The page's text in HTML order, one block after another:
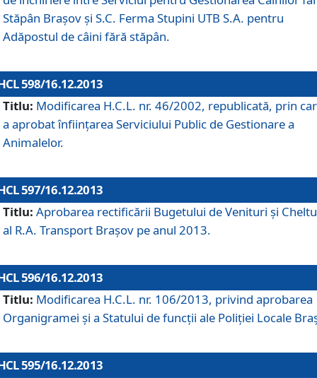
Stăpân Braşov şi S.C. Ferma Stupini UTB S.A. pentru
Adăpostul de câini fără stăpân.
598/16.12.2013
Titlu: Modificarea H.C.L. nr. 46/2002, republicată, prin
a aprobat înfiinţarea Serviciului Public de Gestionare a
Animalelor.
597/16.12.2013
Titlu: Aprobarea rectificării Bugetului de Venituri şi
al R.A. Transport Braşov pe anul 2013.
596/16.12.2013
Titlu: Modificarea H.C.L. nr. 106/2013, privind aprobarea
Organigramei şi a Statului de funcţii ale Poliţiei Locale
595/16.12.2013